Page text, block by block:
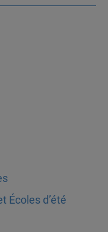
Écoles d’été